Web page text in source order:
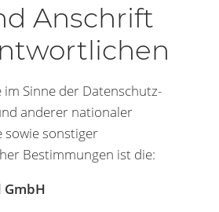
Anschrift
Sinne der Datenschutz-
anderer nationaler
sowie sonstiger
Bestimmungen ist die:
GmbH